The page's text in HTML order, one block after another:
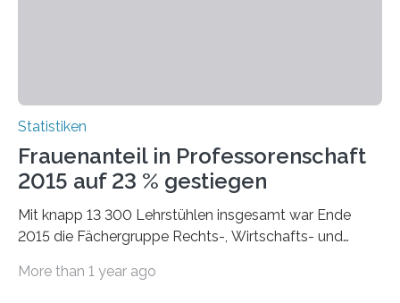
Statistiken
Frauenanteil in Professorenschaft
2015 auf 23 % gestiegen
Mit knapp 13 300 Lehrstühlen insgesamt war Ende
2015 die Fächergruppe Rechts-, Wirtschafts- und
bei…
More than 1 year ago